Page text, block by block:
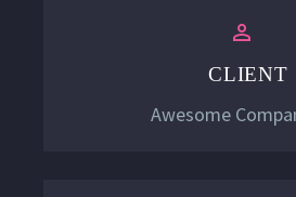


CLIENT
Awesome